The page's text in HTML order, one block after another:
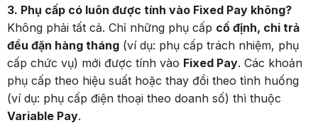
3. Phụ cấp có luôn được tính vào Fixed Pay không?
Không phải tất cả. Chỉ những phụ cấp cố định, chi trả
đều đặn hàng tháng (ví dụ: phụ cấp trách nhiệm, phụ
cấp chức vụ) mới được tính vào Fixed Pay. Các khoản
phụ cấp theo hiệu suất hoặc thay đổi theo tình huống
(ví dụ: phụ cấp điện thoại theo doanh số) thì thuộc
Variable Pay.